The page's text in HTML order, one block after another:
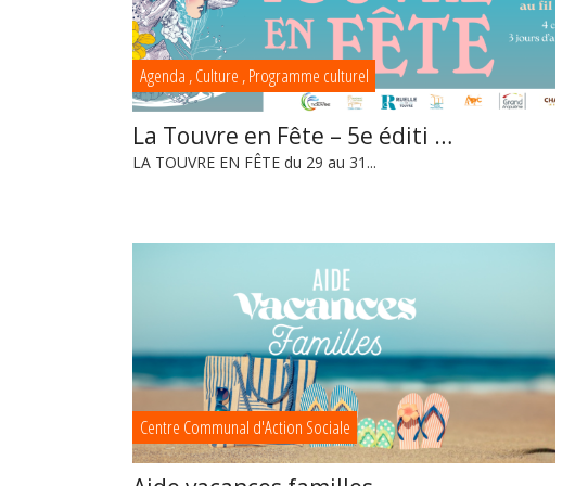
Agenda ,Culture ,Programme culturel
La Touvre en Fête – 5e éditi …
LA TOUVRE EN FÊTE du 29 au 31...
Centre Communal d'Action Sociale